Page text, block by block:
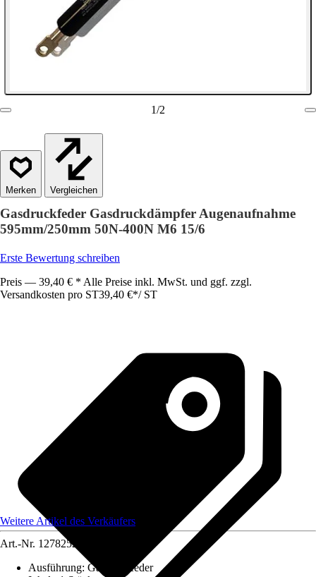
1/2
Vergleichen
Gasdruckfeder Gasdruckdämpfer Augenaufnahme
595mm/250mm 50N-400N M6 15/6
Erste Bewertung schreiben
Preis — 39,40 € * Alle Preise inkl. MwSt. und ggf. zzgl.
Versandkosten pro ST39,40 €*/ ST
Weitere Artikel des Verkäufers
Art.-Nr. 12782525
Ausführung: Gasdruckfeder